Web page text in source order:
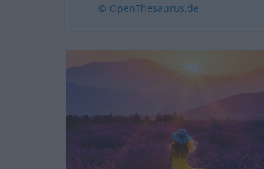
© OpenThesaurus.de